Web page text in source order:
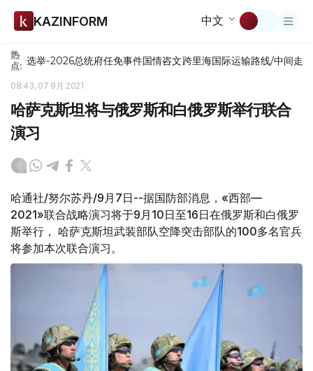
KAZINFORM 中文
热
点: 选举-2026总统府任免事件国情咨文跨里海国际运输路线/中间走廊
08:43, 07 9月 2021
哈萨克斯坦将与俄罗斯和白俄罗斯举行联合
演习
哈通社/努尔苏丹/9月7日--据国防部消息，«西部—
2021»联合战略演习将于9月10日至16日在俄罗斯和白俄罗
斯举行， 哈萨克斯坦武装部队空降突击部队的100多名官兵
将参加本次联合演习。